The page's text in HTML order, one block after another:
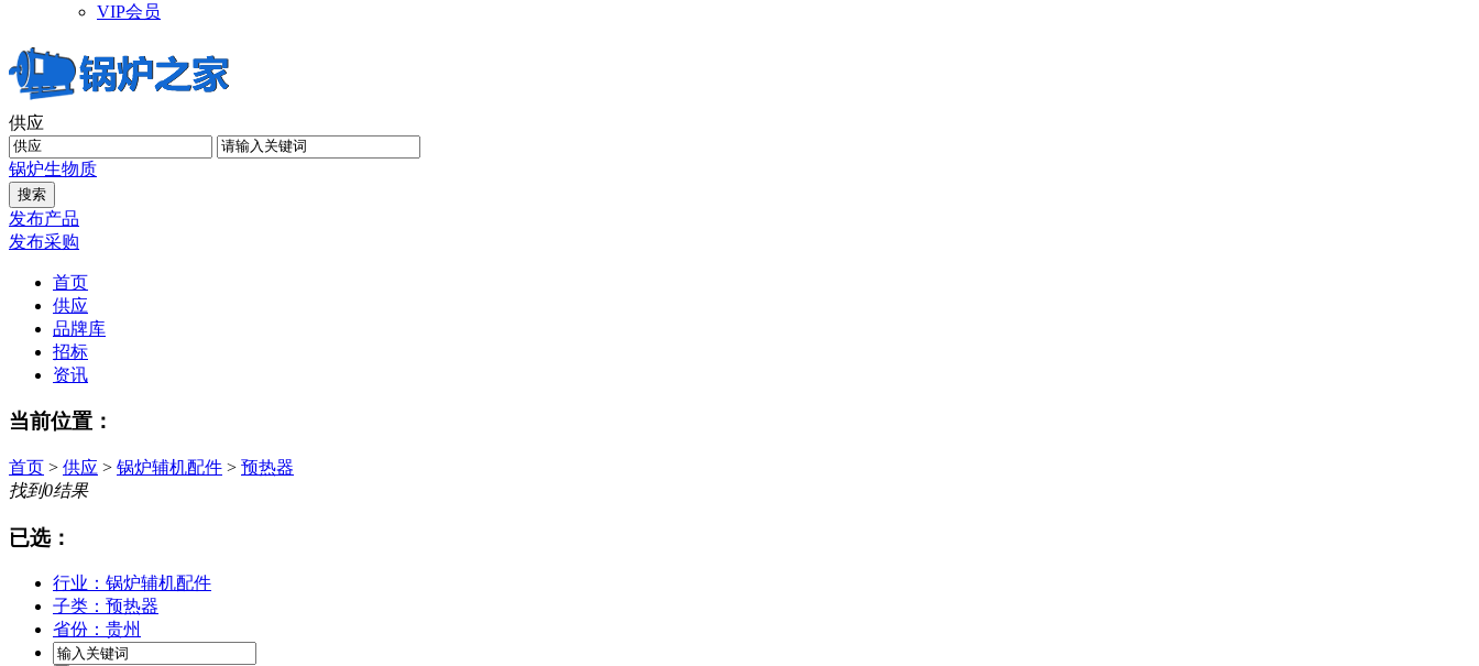
VIP会员
供应
锅炉生物质
发布产品
发布采购
首页
供应
品牌库
招标
资讯
当前位置：
首页 > 供应 > 锅炉辅机配件 > 预热器
找到0结果
已选：
行业：锅炉辅机配件
子类：预热器
省份：贵州